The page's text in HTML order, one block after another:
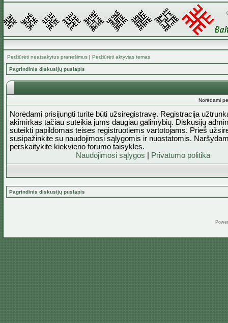
Peržiūrėti neatsakytus pranešimus | Peržiūrėti aktyvias temas
Pagrindinis diskusijų puslapis
Norėdami
Norėdami prisijungti turite būti užsiregistravę. Registracija
akimirkas tačiau suteikia jums daugiau galimybių. Diskusijų
suteikti papildomas teises registruotiems vartotojams. Prieš
susipažinkite su naudojimosi sąlygomis ir nuostatomis.
perskaitykite kiekvieno forumo taisykles.
Naudojimosi sąlygos
Privatumo politika
Pagrindinis diskusijų puslapis